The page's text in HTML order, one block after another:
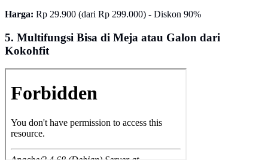
Harga: Rp 29.900 (dari Rp 299.000) - Diskon 90%
5. Multifungsi Bisa di Meja atau Galon dari
Kokohfit